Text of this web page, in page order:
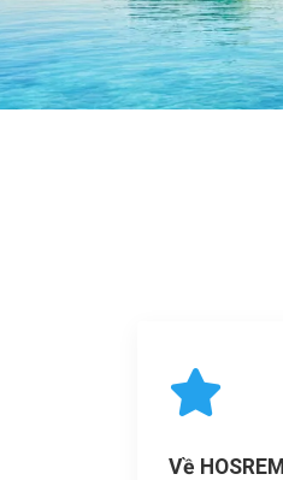
Về HOSREM